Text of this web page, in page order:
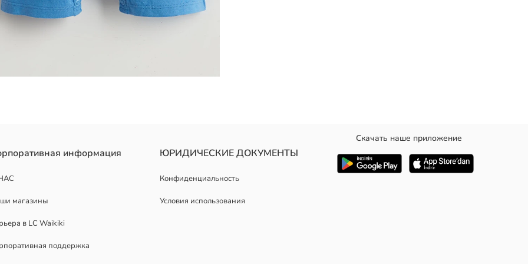
информация
магазины
в LC Waikiki
поддержка
ЮРИДИЧЕСКИЕ ДОКУМЕНТЫ
Конфиденциальность
Условия использования
Скачать наше приложение